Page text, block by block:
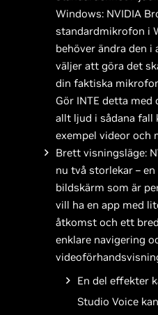
Windows: NVIDIA
standardmikrofon i
behöver ändra den i
väljer att göra det
din faktiska
Gör INTE detta
allt ljud i sådana
exempel videor och
Brett visningsläge:
nu två storlekar –
bildskärm som är
vill ha en app med
åtkomst och ett
enklare navigering
En del effekter
Studio Voice